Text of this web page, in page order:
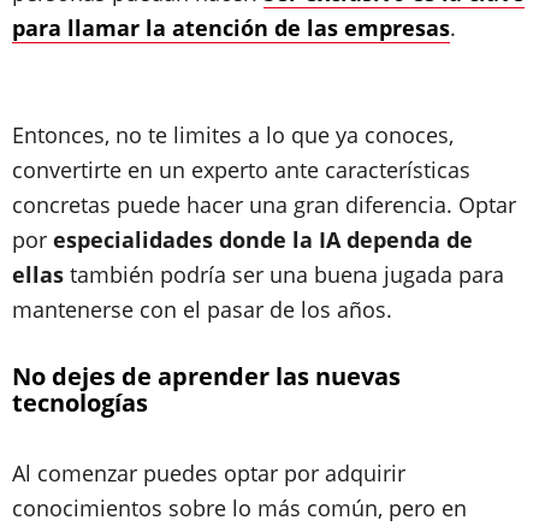
para llamar la atención de las empresas.
Entonces, no te limites a lo que ya conoces,
convertirte en un experto ante características
concretas puede hacer una gran diferencia. Optar
por especialidades donde la IA dependa de
ellas también podría ser una buena jugada para
mantenerse con el pasar de los años.
No dejes de aprender las nuevas
tecnologías
Al comenzar puedes optar por adquirir
conocimientos sobre lo más común, pero en